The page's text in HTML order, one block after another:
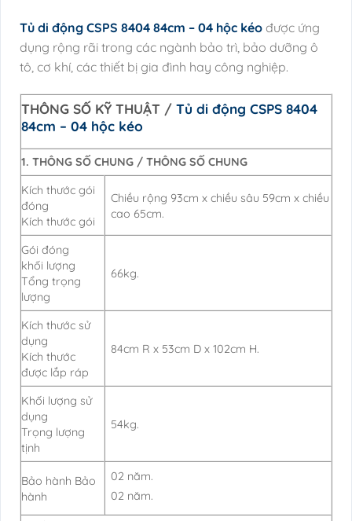
Tủ di động CSPS 8404 84cm – 04 hộc kéo được ứng
dụng rộng rãi trong các ngành bảo trì, bảo dưỡng ô
tô, cơ khí, các thiết bị gia đình hay công nghiệp.
THÔNG SỐ KỸ THUẬT / Tủ di động CSPS 8404
84cm – 04 hộc kéo
1. THÔNG SỐ CHUNG / THÔNG SỐ CHUNG
Kích thước gói
đóng
Kích thước gói
Chiều rộng 93cm x chiều sâu 59cm x chiều
cao 65cm.
Gói đóng
khối lượng
Tổng trọng
lượng
66kg.
Kích thước sử
dụng
Kích thước
được lắp ráp
84cm R x 53cm D x 102cm H.
Khối lượng sử
dụng
Trọng lượng
tịnh
54kg.
Bảo hành Bảo
hành
02 năm.
02 năm.